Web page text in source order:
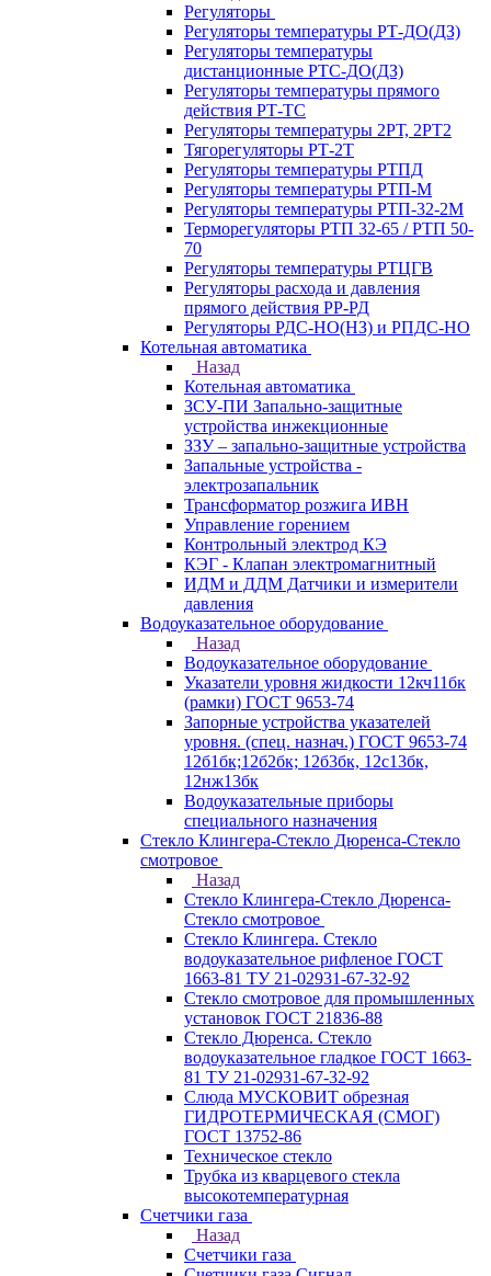
Регуляторы
Регуляторы температуры РТ-ДО(ДЗ)
Регуляторы температуры
дистанционные РТС-ДО(ДЗ)
Регуляторы температуры прямого
действия РТ-ТС
Регуляторы температуры 2РТ, 2РT2
Тягорегуляторы РТ-2Т
Регуляторы температуры РТПД
Регуляторы температуры РТП-M
Регуляторы температуры РТП-32-2М
Терморегуляторы РТП 32-65 / РТП 50-
70
Регуляторы температуры РТЦГВ
Регуляторы расхода и давления
прямого действия РР-РД
Регуляторы РДС-НО(НЗ) и РПДС-НО
Котельная автоматика
Назад
Котельная автоматика
ЗСУ-ПИ Запально-защитные
устройства инжекционные
ЗЗУ – запально-защитные устройства
Запальные устройства -
электрозапальник
Трансформатор розжига ИВН
Управление горением
Контрольный электрод КЭ
КЭГ - Клапан электромагнитный
ИДМ и ДДМ Датчики и измерители
давления
Водоуказательное оборудование
Назад
Водоуказательное оборудование
Указатели уровня жидкости 12кч11бк
(рамки) ГОСТ 9653-74
Запорные устройства указателей
уровня. (спец. назнач.) ГОСТ 9653-74
12б1бк;12б2бк; 12б3бк, 12с13бк,
12нж13бк
Водоуказательные приборы
специального назначения
Стекло Клингера-Стекло Дюренса-Стекло
смотровое
Назад
Стекло Клингера-Стекло Дюренса-
Стекло смотровое
Стекло Клингера. Стекло
водоуказательное рифленое ГОСТ
1663-81 ТУ 21-02931-67-32-92
Стекло смотровое для промышленных
установок ГОСТ 21836-88
Стекло Дюренса. Стекло
водоуказательное гладкое ГОСТ 1663-
81 ТУ 21-02931-67-32-92
Слюда МУСКОВИТ обрезная
ГИДРОТЕРМИЧЕСКАЯ (СМОГ)
ГОСТ 13752-86
Техническое стекло
Трубка из кварцевого стекла
высокотемпературная
Счетчики газа
Назад
Счетчики газа